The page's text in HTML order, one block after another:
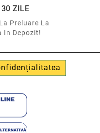
30 ZILE
Preluare La
In Depozit!